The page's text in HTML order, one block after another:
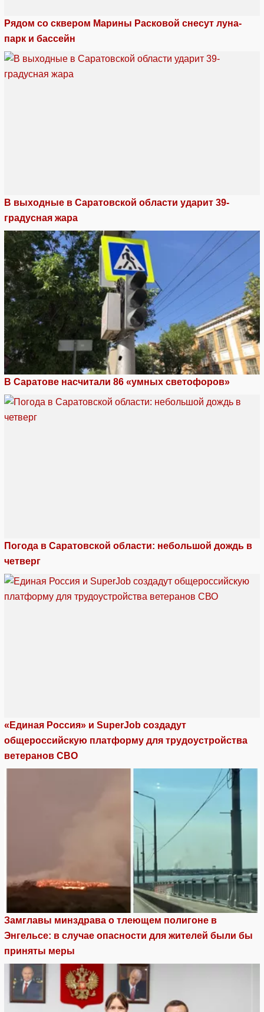
Рядом со сквером Марины Расковой снесут луна-
парк и бассейн
В выходные в Саратовской области ударит 39-
градусная жара
В Саратове насчитали 86 «умных светофоров»
Погода в Саратовской области: небольшой дождь в
четверг
«Единая Россия» и SuperJob создадут
общероссийскую платформу для трудоустройства
ветеранов СВО
Замглавы минздрава о тлеющем полигоне в
Энгельсе: в случае опасности для жителей были бы
приняты меры